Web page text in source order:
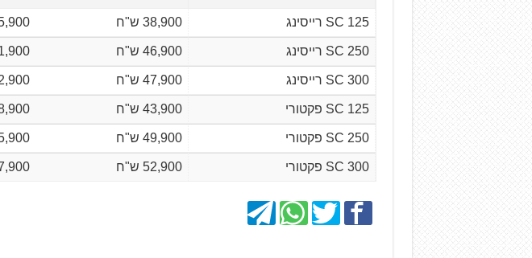
SC 125 רייסינג 38,900 ש"ח 35,900
SC 250 רייסינג 46,900 ש"ח 41,900
SC 300 רייסינג 47,900 ש"ח 42,900
SC 125 פקטורי 43,900 ש"ח 38,900
SC 250 פקטורי 49,900 ש"ח 45,900
SC 300 פקטורי 52,900 ש"ח 47,900